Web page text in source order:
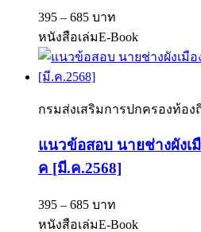
395 – 685 บาท
หนังสือเล่มE-Book
กรมส่งเสริมการปกครองท้อง
แนวข้อสอบ นายช่างผังเ
ค [มี.ค.2568]
395 – 685 บาท
หนังสือเล่มE-Book